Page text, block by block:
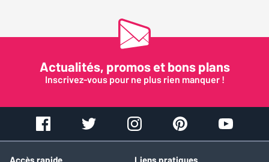
Actualités, promos et bons plans
Inscrivez-vous pour ne plus rien manquer !
Accès rapide Liens pratiques